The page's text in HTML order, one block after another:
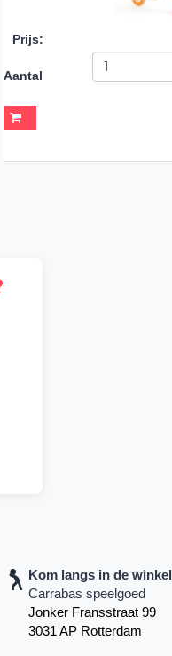
Prijs:
Aantal
Kom langs in de winkel
Carrabas speelgoed
Jonker Fransstraat 99
3031 AP Rotterdam